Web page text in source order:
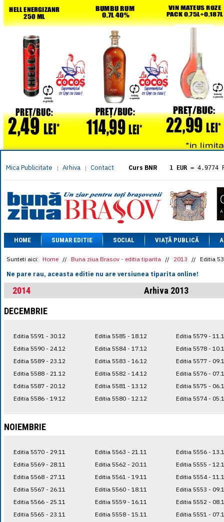
Mica Publicitate | Arhiva | Contact Curs BNR 1 EUR = 4.9774
= 5.8304
1 XAU= 464.4611
1 AED= 1.1933
1 AUD= 2.7957
1 BGN= 2.5449
1 CAD= 3.1559
1 CHF= 5.2813
1 CNY = 0.6015
1 DKK= 0.6668
1 EGP= 0.0860
1 HUF= 1.2223
1 MXN= 0.2227
1 NOK= 0.4191
1 RSD= 0.0425
1 RUB= 0.0530
1 TRY= 0.1141
HOME SUMAR EDITIE SOCIAL VIAȚĂ PUBLICĂ
Sunteti aici: Home // Buna ziua Brasov - editia tiparita // 2013 // Editia
Ne pare rau, aceasta editie nu are versiunea tiparita online!
2014
Arhiva 2013
DECEMBRIE
Editia 5591 - 30.12
Editia 5590 - 24.12
Editia 5589 - 23.12
Editia 5588 - 21.12
Editia 5587 - 20.12
Editia 5586 - 19.12
Editia 5585 - 18.12
Editia 5584 - 17.12
Editia 5583 - 16.12
Editia 5582 - 14.12
Editia 5581 - 13.12
Editia 5580 - 12.12
Editia 5579 -
Editia 5578 -
Editia 5577 -
Editia 5576 -
Editia 5575 -
Editia 5574 -
NOIEMBRIE
Editia 5570 - 29.11
Editia 5569 - 28.11
Editia 5568 - 27.11
Editia 5567 - 26.11
Editia 5566 - 25.11
Editia 5565 - 23.11
Editia 5563 - 21.11
Editia 5562 - 20.11
Editia 5561 - 19.11
Editia 5560 - 18.11
Editia 5559 - 16.11
Editia 5558 - 15.11
Editia 5556 -
Editia 5555 -
Editia 5554 -
Editia 5553 -
Editia 5552 -
Editia 5551 -